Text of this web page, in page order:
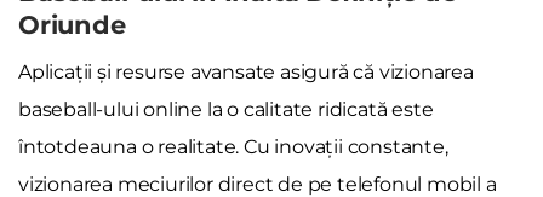
Oriunde
Aplicații și resurse avansate asigură că vizionarea
baseball-ului online la o calitate ridicată este
întotdeauna o realitate. Cu inovații constante,
vizionarea meciurilor direct de pe telefonul mobil a